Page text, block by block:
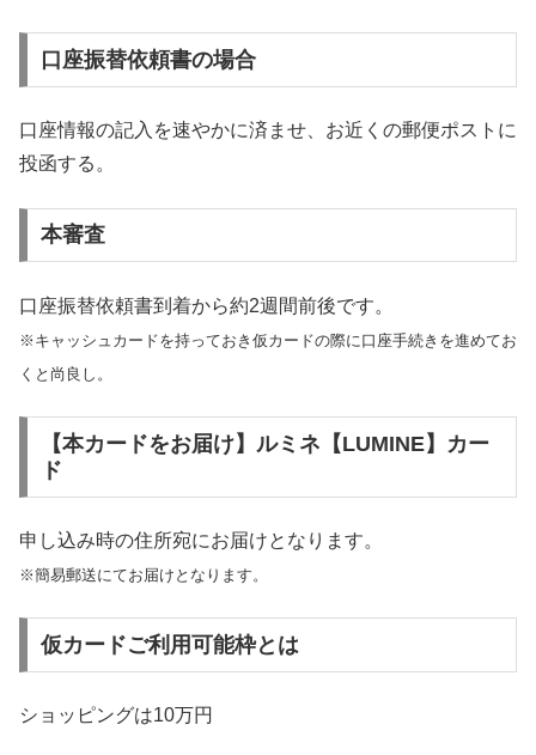
口座振替依頼書の場合
口座情報の記入を速やかに済ませ、お近くの郵便ポストに
投函する。
本審査
口座振替依頼書到着から約2週間前後です。
※キャッシュカードを持っておき仮カードの際に口座手続きを進めてお
くと尚良し。
【本カードをお届け】ルミネ【LUMINE】カー
ド
申し込み時の住所宛にお届けとなります。
※簡易郵送にてお届けとなります。
仮カードご利用可能枠とは
ショッピングは10万円